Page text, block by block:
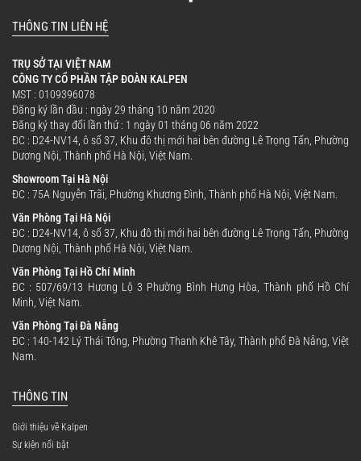
THÔNG TIN LIÊN HỆ
TRỤ SỞ TẠI VIỆT NAM
CÔNG TY CỔ PHẦN TẬP ĐOÀN KALPEN
MST : 0109396078
Đăng ký lần đầu : ngày 29 tháng 10 năm 2020
Đăng ký thay đổi lần thứ : 1 ngày 01 tháng 06 năm 2022
ĐC : D24-NV14, ô số 37, Khu đô thị mới hai bên đường Lê Trọng Tấn, Phường
Dương Nội, Thành phố Hà Nội, Việt Nam.
Showroom Tại Hà Nội
ĐC : 75A Nguyễn Trãi, Phường Khương Đình, Thành phố Hà Nội, Việt Nam.
Văn Phòng Tại Hà Nội
ĐC : D24-NV14, ô số 37, Khu đô thị mới hai bên đường Lê Trọng Tấn, Phường
Dương Nội, Thành phố Hà Nội, Việt Nam.
Văn Phòng Tại Hồ Chí Minh
ĐC : 507/69/13 Hương Lộ 3 Phường Bình Hưng Hòa, Thành phố Hồ Chí
Minh, Việt Nam.
Văn Phòng Tại Đà Nẵng
ĐC : 140-142 Lý Thái Tông, Phường Thanh Khê Tây, Thành phố Đà Nẵng, Việt
Nam.
THÔNG TIN
Giới thiệu về Kalpen
Sự kiện nổi bật